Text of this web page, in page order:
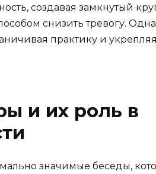
создавая замкнутый
снизить тревогу.
практику и укрепляя
и их роль в
значимые беседы,